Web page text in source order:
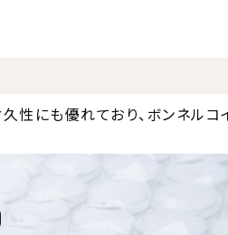
性にも優れており、ボンネルコ